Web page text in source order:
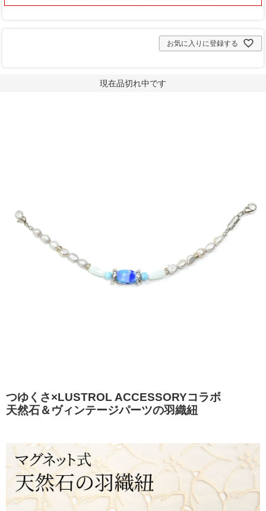
お気に入りに登録する
現在品切れ中です
つゆくさ×LUSTROL ACCESSORYコラボ
天然石＆ヴィンテージパーツの羽織紐